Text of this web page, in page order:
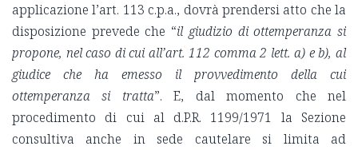
applicazione l’art. 113 c.p.a., dovrà prendersi atto che la
disposizione prevede che “il giudizio di ottemperanza si
propone, nel caso di cui all’art. 112 comma 2 lett. a) e b), al
giudice che ha emesso il provvedimento della cui
ottemperanza si tratta”. E, dal momento che nel
procedimento di cui al d.P.R. 1199/1971 la Sezione
consultiva anche in sede cautelare si limita ad